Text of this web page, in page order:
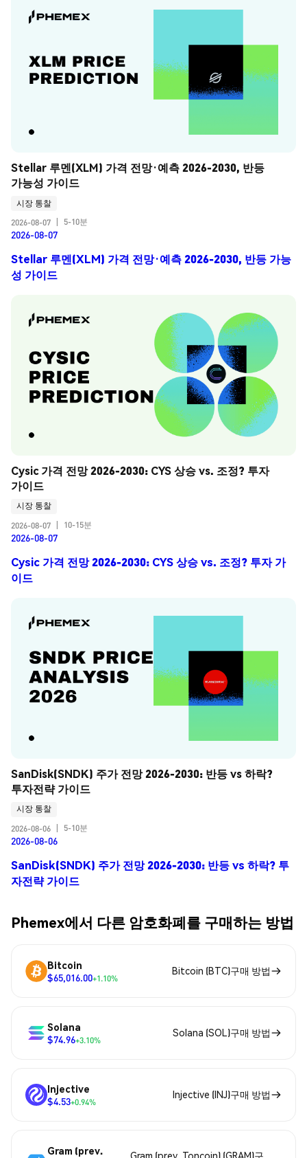
Stellar 루멘(XLM) 가격 전망·예측 2026-2030, 반등
가능성 가이드
시장 통찰
2026-08-07
5-10분
2026-08-07
Stellar 루멘(XLM) 가격 전망·예측 2026-2030, 반등 가능
성 가이드
Cysic 가격 전망 2026-2030: CYS 상승 vs. 조정? 투자
가이드
시장 통찰
2026-08-07
10-15분
2026-08-07
Cysic 가격 전망 2026-2030: CYS 상승 vs. 조정? 투자 가
이드
SanDisk(SNDK) 주가 전망 2026-2030: 반등 vs 하락?
투자전략 가이드
시장 통찰
2026-08-06
5-10분
2026-08-06
SanDisk(SNDK) 주가 전망 2026-2030: 반등 vs 하락? 투
자전략 가이드
Phemex에서 다른 암호화폐를 구매하는 방법
Bitcoin
$65,016.00+1.10%
Bitcoin (BTC)구매 방법
Solana
$74.96+3.10%
Solana (SOL)구매 방법
Injective
$4.53+0.94%
Injective (INJ)구매 방법
Gram (prev.
Gram (prev. Toncoin) (GRAM)구